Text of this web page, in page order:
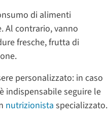
di alimenti
Al contrario, vanno
fresche, frutta di
personalizzato: in caso
indispensabile seguire le
nutrizionista specializzato.